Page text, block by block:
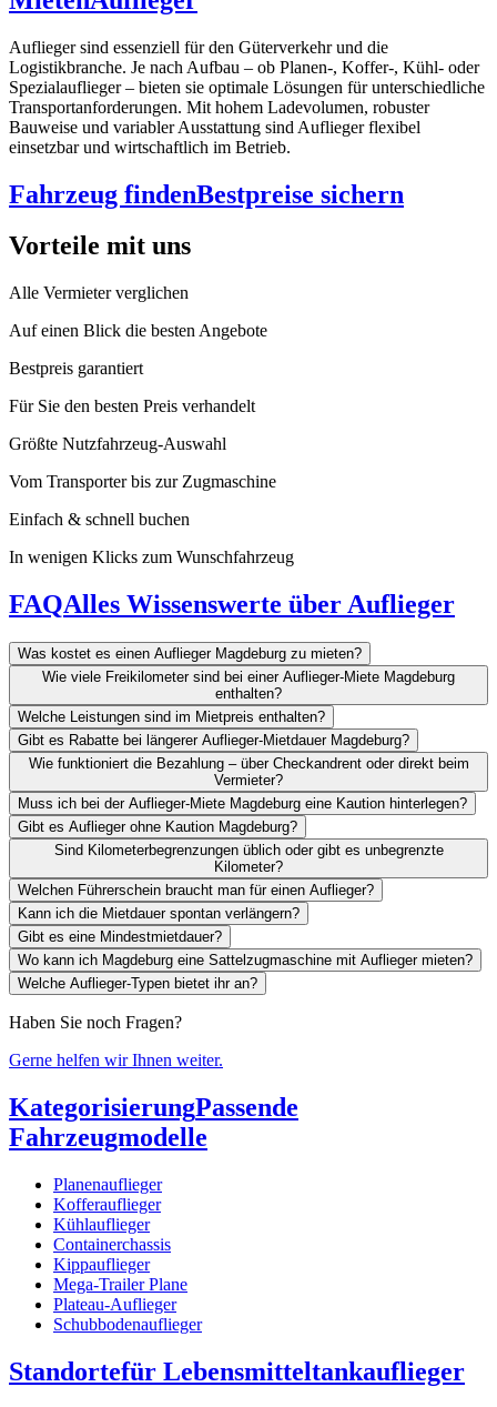
Auflieger sind essenziell für den Güterverkehr und die
Logistikbranche. Je nach Aufbau – ob Planen-, Koffer-, Kühl- oder
Spezialauflieger – bieten sie optimale Lösungen für unterschiedliche
Transportanforderungen. Mit hohem Ladevolumen, robuster
Bauweise und variabler Ausstattung sind Auflieger flexibel
einsetzbar und wirtschaftlich im Betrieb.
Fahrzeug findenBestpreise sichern
Vorteile mit uns
Alle Vermieter verglichen
Auf einen Blick die besten Angebote
Bestpreis garantiert
Für Sie den besten Preis verhandelt
Größte Nutzfahrzeug-Auswahl
Vom Transporter bis zur Zugmaschine
Einfach & schnell buchen
In wenigen Klicks zum Wunschfahrzeug
FAQAlles Wissenswerte über Auflieger
Was kostet es einen Auflieger Magdeburg zu mieten?
Wie viele Freikilometer sind bei einer Auflieger-Miete Magdeburg
enthalten?
Welche Leistungen sind im Mietpreis enthalten?
Gibt es Rabatte bei längerer Auflieger-Mietdauer Magdeburg?
Wie funktioniert die Bezahlung – über Checkandrent oder direkt beim
Vermieter?
Muss ich bei der Auflieger-Miete Magdeburg eine Kaution hinterlegen?
Gibt es Auflieger ohne Kaution Magdeburg?
Sind Kilometerbegrenzungen üblich oder gibt es unbegrenzte
Kilometer?
Welchen Führerschein braucht man für einen Auflieger?
Kann ich die Mietdauer spontan verlängern?
Gibt es eine Mindestmietdauer?
Wo kann ich Magdeburg eine Sattelzugmaschine mit Auflieger mieten?
Welche Auflieger-Typen bietet ihr an?
Haben Sie noch Fragen?
Gerne helfen wir Ihnen weiter.
KategorisierungPassende
Fahrzeugmodelle
Planenauflieger
Kofferauflieger
Kühlauflieger
Containerchassis
Kippauflieger
Mega-Trailer Plane
Plateau-Auflieger
Schubbodenauflieger
Standortefür Lebensmitteltankauflieger